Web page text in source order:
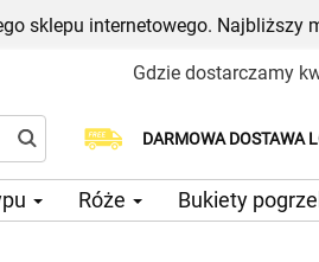
sklepu internetowego.
Gdzie dostarczamy
DARMOWA DOSTAWA
Wybierz datę dostawy
Róże Bukiety